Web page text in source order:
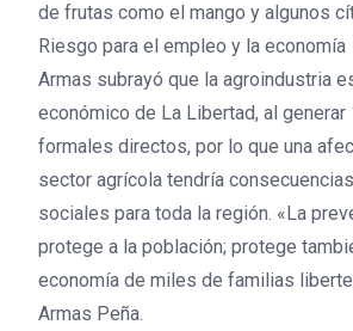
de frutas como el mango y algunos
Riesgo para el empleo y la economía
Armas subrayó que la agroindustria
económico de La Libertad, al
formales directos, por lo que una
sector agrícola tendría
sociales para toda la región. «La
protege a la población; protege
economía de miles de familias
Armas Peña.